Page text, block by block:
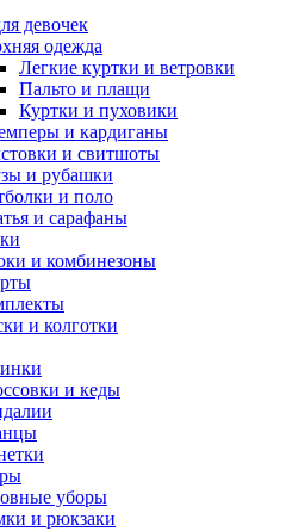
девочек
одежда
Легкие куртки и ветровки
Пальто и плащи
Куртки и пуховики
и кардиганы
и свитшоты
и рубашки
и поло
и сарафаны
и комбинезоны
и колготки
и кеды
уборы
и рюкзаки